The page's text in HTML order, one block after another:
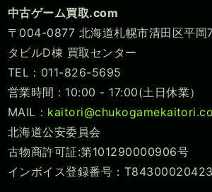
中古ゲーム買取.com
〒004-0877 北海道札幌市清田区平
タビルD棟 買取センター
TEL：011-826-5695
営業時間 : 10:00 - 17:00(土日休業）
MAIL：
北海道公安委員会
古物商許可証:第101290000906号
インボイス登録番号：